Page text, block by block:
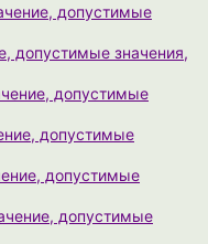
допустимые
допустимые значения,
допустимые
допустимые
допустимые
допустимые